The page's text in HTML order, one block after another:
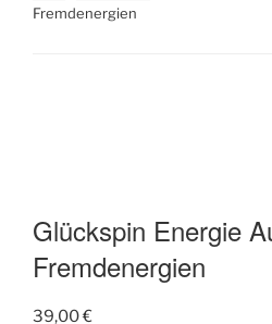
Fremdenergien
Glückspin Energie
Fremdenergien
39,00€